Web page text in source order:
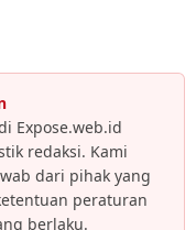
Expose.web.id
redaksi. Kami
dari pihak yang
peraturan
berlaku.